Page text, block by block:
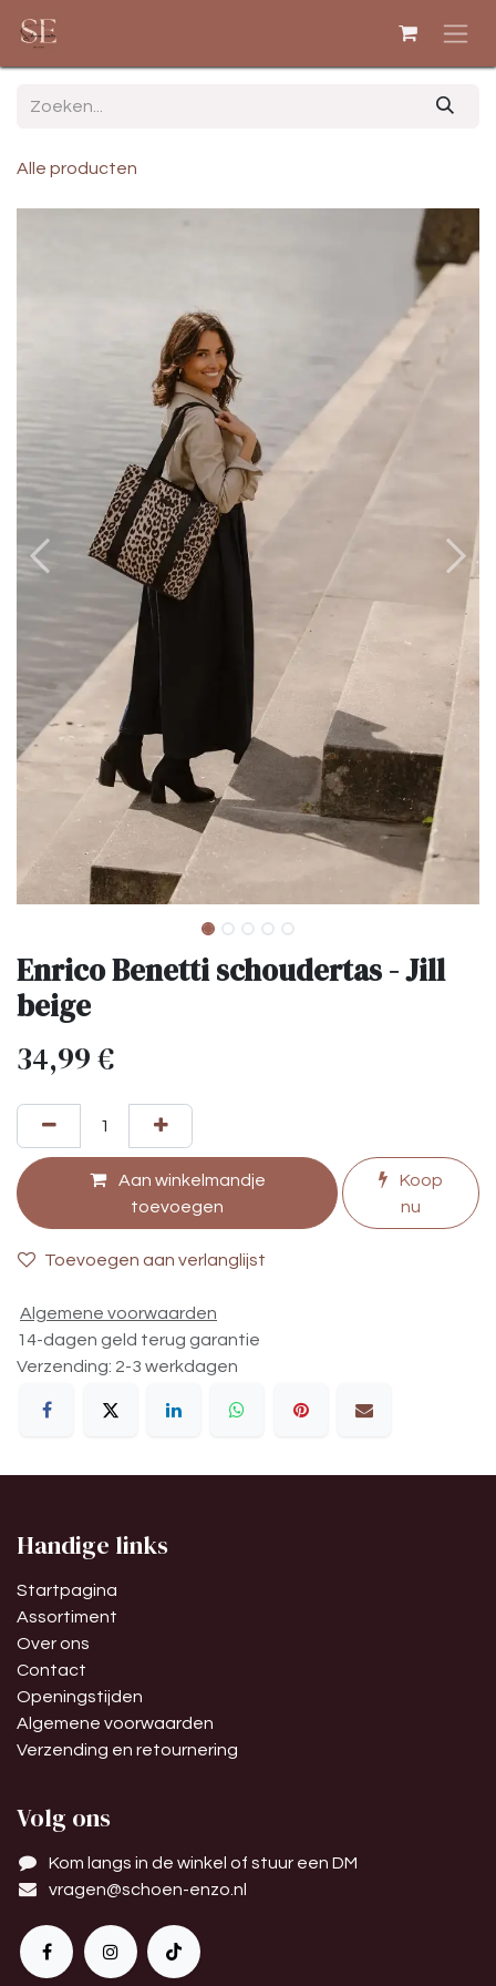
Alle producten
Enrico Benetti schoudertas - Jill
beige
34,99€
Aan winkelmandje
toevoegen
Koop
nu
Toevoegen aan verlanglijst
Algemene voorwaarden
14-dagen geld terug garantie
Verzending: 2-3 werkdagen
Handige links
Startpagina
Assortiment
Over ons
Contact
Openingstijden
Algemene voorwaarden
Verzending en retournering
Volg ons
Kom langs in de winkel of stuur een DM
vragen@schoen-enzo.nl